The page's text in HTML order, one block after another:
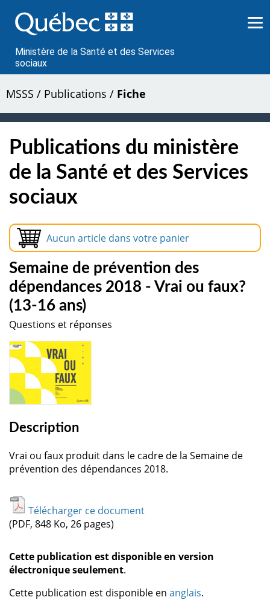
au
contenu
Ministère de la Santé et des Services
sociaux
MSSS / Publications / Fiche
Publications du ministère
de la Santé et des Services
sociaux
Aucun article dans votre panier
Semaine de prévention des
dépendances 2018 - Vrai ou faux?
(13-16 ans)
Questions et réponses
Description
Vrai ou faux produit dans le cadre de la Semaine de
prévention des dépendances 2018.
Télécharger ce document
(PDF, 848 Ko, 26 pages)
Cette publication est disponible en version
électronique seulement.
Cette publication est disponible en anglais.